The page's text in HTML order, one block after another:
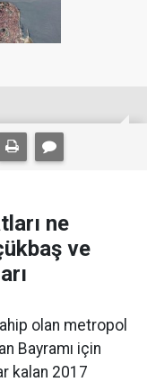
ne
ve
olan metropol
Bayramı için
kalan 2017